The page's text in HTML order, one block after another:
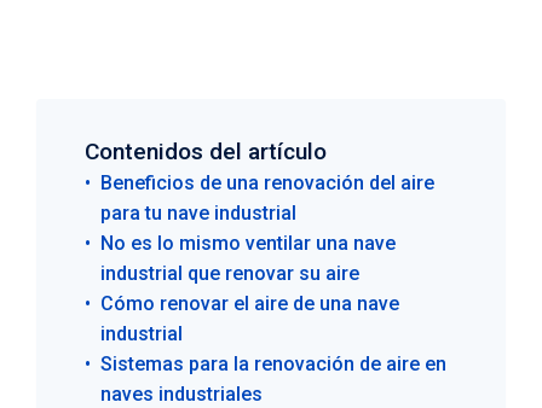
Contenidos del artículo
Beneficios de una renovación del aire
para tu nave industrial
No es lo mismo ventilar una nave
industrial que renovar su aire
Cómo renovar el aire de una nave
industrial
Sistemas para la renovación de aire en
naves industriales